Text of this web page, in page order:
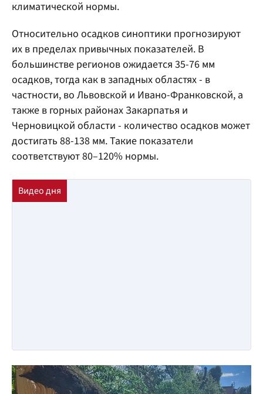
климатической нормы.
Относительно осадков синоптики прогнозируют
их в пределах привычных показателей. В
большинстве регионов ожидается 35-76 мм
осадков, тогда как в западных областях - в
частности, во Львовской и Ивано-Франковской, а
также в горных районах Закарпатья и
Черновицкой области - количество осадков может
достигать 88-138 мм. Такие показатели
соответствуют 80–120% нормы.